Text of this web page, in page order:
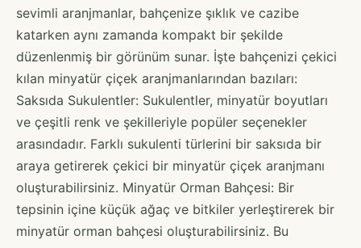
sevimli aranjmanlar, bahçenize şıklık ve cazibe
katarken aynı zamanda kompakt bir şekilde
düzenlenmiş bir görünüm sunar. İşte bahçenizi çekici
kılan minyatür çiçek aranjmanlarından bazıları:
Saksıda Sukulentler: Sukulentler, minyatür boyutları
ve çeşitli renk ve şekilleriyle popüler seçenekler
arasındadır. Farklı sukulenti türlerini bir saksıda bir
araya getirerek çekici bir minyatür çiçek aranjmanı
oluşturabilirsiniz. Minyatür Orman Bahçesi: Bir
tepsinin içine küçük ağaç ve bitkiler yerleştirerek bir
minyatür orman bahçesi oluşturabilirsiniz. Bu